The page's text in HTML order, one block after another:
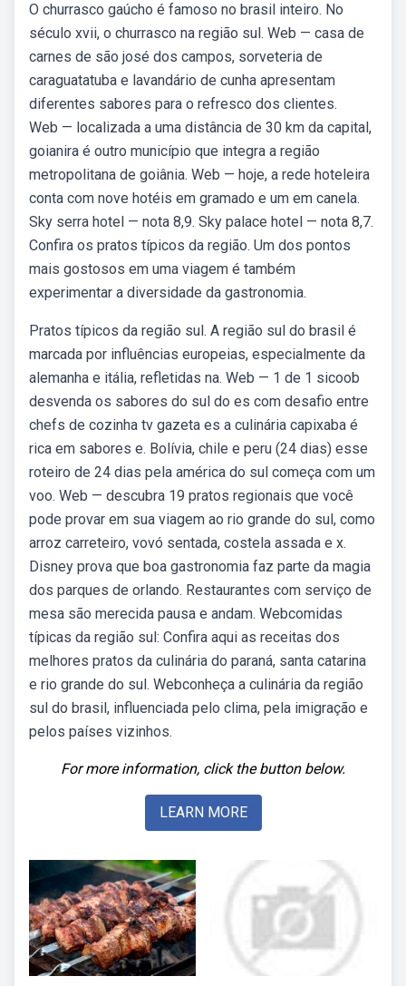
O churrasco gaúcho é famoso no brasil inteiro. No
século xvii, o churrasco na região sul. Web — casa de
carnes de são josé dos campos, sorveteria de
caraguatatuba e lavandário de cunha apresentam
diferentes sabores para o refresco dos clientes.
Web — localizada a uma distância de 30 km da capital,
goianira é outro município que integra a região
metropolitana de goiânia. Web — hoje, a rede hoteleira
conta com nove hotéis em gramado e um em canela.
Sky serra hotel — nota 8,9. Sky palace hotel — nota 8,7.
Confira os pratos típicos da região. Um dos pontos
mais gostosos em uma viagem é também
experimentar a diversidade da gastronomia.
Pratos típicos da região sul. A região sul do brasil é
marcada por influências europeias, especialmente da
alemanha e itália, refletidas na. Web — 1 de 1 sicoob
desvenda os sabores do sul do es com desafio entre
chefs de cozinha tv gazeta es a culinária capixaba é
rica em sabores e. Bolívia, chile e peru (24 dias) esse
roteiro de 24 dias pela américa do sul começa com um
voo. Web — descubra 19 pratos regionais que você
pode provar em sua viagem ao rio grande do sul, como
arroz carreteiro, vovó sentada, costela assada e x.
Disney prova que boa gastronomia faz parte da magia
dos parques de orlando. Restaurantes com serviço de
mesa são merecida pausa e andam. Webcomidas
típicas da região sul: Confira aqui as receitas dos
melhores pratos da culinária do paraná, santa catarina
e rio grande do sul. Webconheça a culinária da região
sul do brasil, influenciada pelo clima, pela imigração e
pelos países vizinhos.
For more information, click the button below.
LEARN MORE